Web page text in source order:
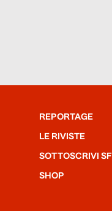
REPORTAGE
LE RIVISTE
SOTTOSCRIVI SF
SHOP